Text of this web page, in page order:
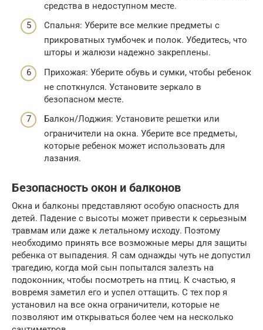
средства в недоступном месте.
Спальня: Уберите все мелкие предметы с
прикроватных тумбочек и полок. Убедитесь, что
шторы и жалюзи надежно закреплены.
Прихожая: Уберите обувь и сумки, чтобы ребенок
не споткнулся. Установите зеркало в
безопасном месте.
Балкон/Лоджия: Установите решетки или
ограничители на окна. Уберите все предметы,
которые ребенок может использовать для
лазания.
Безопасность окон и балконов
Окна и балконы представляют особую опасность для
детей. Падение с высоты может привести к серьезным
травмам или даже к летальному исходу. Поэтому
необходимо принять все возможные меры для защиты
ребенка от выпадения. Я сам однажды чуть не допустил
трагедию, когда мой сын попытался залезть на
подоконник, чтобы посмотреть на птиц. К счастью, я
вовремя заметил его и успел оттащить. С тех пор я
установил на все окна ограничители, которые не
позволяют им открываться более чем на несколько